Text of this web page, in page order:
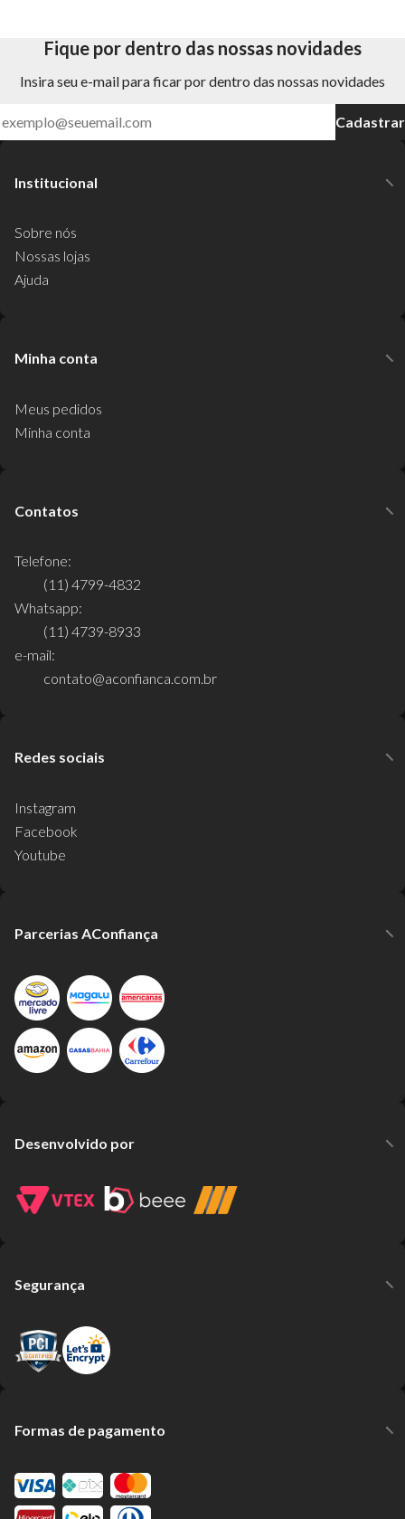
Fique por dentro das nossas novidades
Insira seu e-mail para ficar por dentro das nossas novidades
Cadastrar
Institucional
Sobre nós
Nossas lojas
Ajuda
Minha conta
Meus pedidos
Minha conta
Contatos
Telefone:
(11) 4799-4832
Whatsapp:
(11) 4739-8933
e-mail:
contato@aconfianca.com.br
Redes sociais
Instagram
Facebook
Youtube
Parcerias AConfiança
Desenvolvido por
Segurança
Formas de pagamento